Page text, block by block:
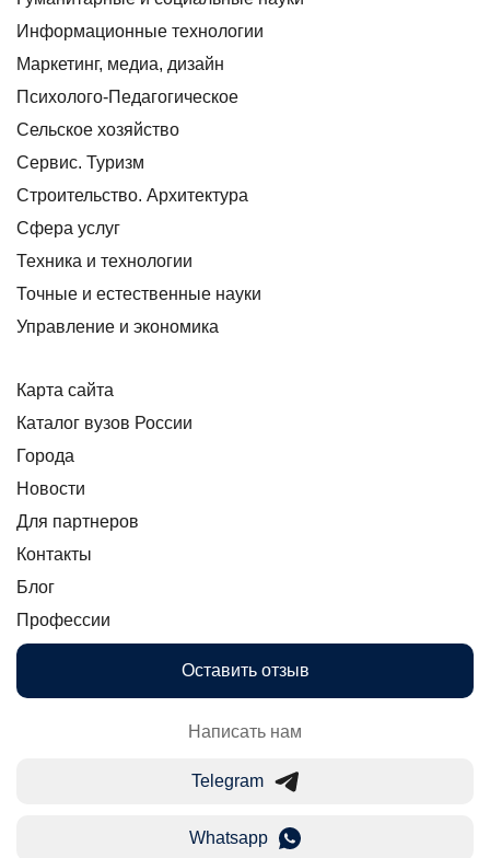
Информационные технологии
Маркетинг, медиа, дизайн
Психолого-Педагогическое
Сельское хозяйство
Сервис. Туризм
Строительство. Архитектура
Сфера услуг
Техника и технологии
Точные и естественные науки
Управление и экономика
Карта сайта
Каталог вузов России
Города
Новости
Для партнеров
Контакты
Блог
Профессии
Оставить отзыв
Написать нам
Telegram
Whatsapp